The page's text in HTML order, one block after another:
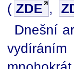
( ZDE ,
Dnešní